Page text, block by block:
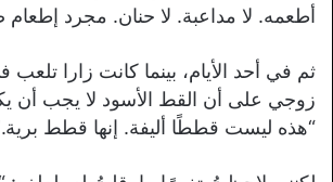
أطعمه. لا مداعبة. لا حنان. مجرد
ثم في أحد الأيام، بينما كانت زارا تلعب
زوجي على أن القط الأسود لا يجب أن
“هذه ليست قططًا أليفة. إنها قطط